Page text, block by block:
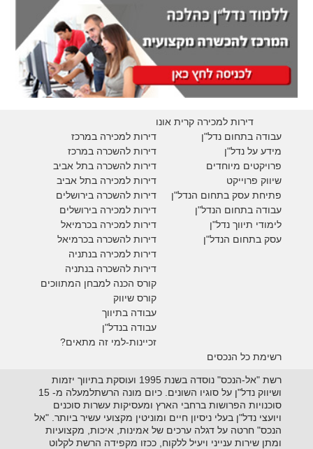
דירות למכירה קרית אונו
דירות למכירה במרכז
דירות להשכרה במרכז
דירות להשכרה בתל אביב
דירות למכירה בתל אביב
דירות להשכרה בירושלים
דירות למכירה בירושלים
דירות למכירה בכרמיאל
דירות להשכרה בכרמיאל
דירות למכירה בנתניה
דירות להשכרה בנתניה
קורס הכנה למבחן המתווכים
קורס שיווק
עבודה בתיווך
עבודה בנדל"ן
זכיינות-למי זה מתאים?
עבודה בתחום נדל"ן
מידע על נדל"ן
פרויקטים מיוחדים
שיווק פרוייקט
פתיחת עסק בתחום הנדל"ן
עבודה בתחום הנדל"ן
לימודי תיווך נדל"ן
עסק בתחום הנדל"ן
רשימת כל הנכסים
רשת "אל-הנכס" נוסדה בשנת 1995 ועוסקת בתיווך יזמות
ושיווק נדל"ן על סוגיו השונים. כיום מונה הרשתלמעלה מ- 15
סוכנויות הפרושות ברחבי הארץ ומעסיקות עשרות סוכנים
ויועצי נדל"ן בעלי ניסיון חיים ומוניטין מקצועי עשיר ביותר. "אל
הנכס" חרטה על דגלה ערכים של אמינות, איכות, מקצועיות
ומתן שירות ענייני ויעיל ללקוח, ככזו מקפידה הרשת לקלוט